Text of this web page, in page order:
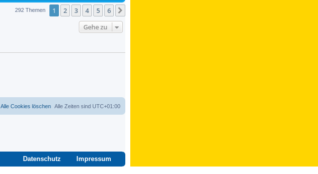
292 Themen 1 2 3 4 5 6
Gehe zu
Alle Zeiten sind UTC+01:00
Alle Cookies löschen
Datenschutz Impressum